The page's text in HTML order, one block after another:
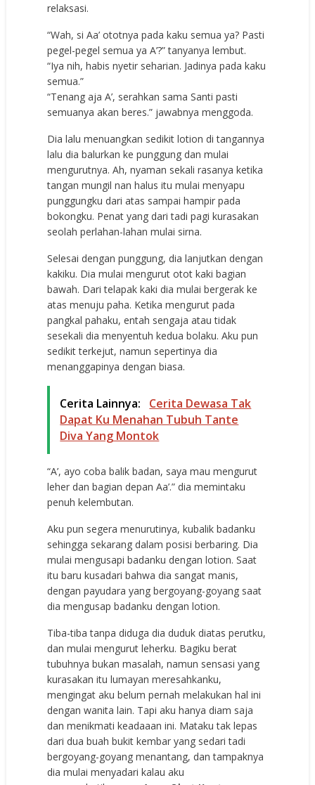
relaksasi.
“Wah, si Aa’ ototnya pada kaku semua ya? Pasti
pegel-pegel semua ya A’?” tanyanya lembut.
“Iya nih, habis nyetir seharian. Jadinya pada kaku
semua.”
“Tenang aja A’, serahkan sama Santi pasti
semuanya akan beres.” jawabnya menggoda.
Dia lalu menuangkan sedikit lotion di tangannya
lalu dia balurkan ke punggung dan mulai
mengurutnya. Ah, nyaman sekali rasanya ketika
tangan mungil nan halus itu mulai menyapu
punggungku dari atas sampai hampir pada
bokongku. Penat yang dari tadi pagi kurasakan
seolah perlahan-lahan mulai sirna.
Selesai dengan punggung, dia lanjutkan dengan
kakiku. Dia mulai mengurut otot kaki bagian
bawah. Dari telapak kaki dia mulai bergerak ke
atas menuju paha. Ketika mengurut pada
pangkal pahaku, entah sengaja atau tidak
sesekali dia menyentuh kedua bolaku. Aku pun
sedikit terkejut, namun sepertinya dia
menanggapinya dengan biasa.
Cerita Lainnya:
Cerita Dewasa Tak
Dapat Ku Menahan Tubuh Tante
Diva Yang Montok
“A’, ayo coba balik badan, saya mau mengurut
leher dan bagian depan Aa’.” dia memintaku
penuh kelembutan.
Aku pun segera menurutinya, kubalik badanku
sehingga sekarang dalam posisi berbaring. Dia
mulai mengusapi badanku dengan lotion. Saat
itu baru kusadari bahwa dia sangat manis,
dengan payudara yang bergoyang-goyang saat
dia mengusap badanku dengan lotion.
Tiba-tiba tanpa diduga dia duduk diatas perutku,
dan mulai mengurut leherku. Bagiku berat
tubuhnya bukan masalah, namun sensasi yang
kurasakan itu lumayan meresahkanku,
mengingat aku belum pernah melakukan hal ini
dengan wanita lain. Tapi aku hanya diam saja
dan menikmati keadaaan ini. Mataku tak lepas
dari dua buah bukit kembar yang sedari tadi
bergoyang-goyang menantang, dan tampaknya
dia mulai menyadari kalau aku